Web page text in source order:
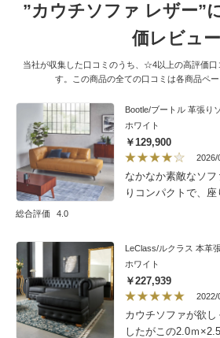
”カウチソファ レザー”
価レビュー
当社が収集した口コミのうち、☆4以上の高評価口
す。この商品の全ての口コミは各商品ペー
総合評価 4.0
Bootle/ブートル 革張り
ホワイト
￥129,900
2026/
なかなか素敵なソ
りコンパクトで、
す。かなり細足だ
た。それにしても
ぜ不織布なんでし
劣化して破けてボロ
はちゃんと薄手の布
しても裏がボロボ
でしょうか。
ホワイト
￥227,939
2022/
カウチソファが欲
したがこの2.0ｍ